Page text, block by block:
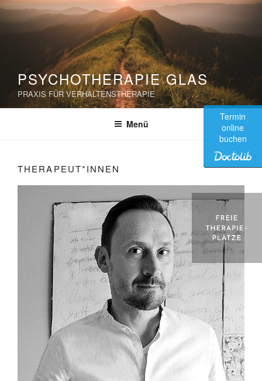
Zum
Inhalt
springen
PSYCHOTHERAPIE GLAS
PRAXIS FÜR VERHALTENSTHERAPIE
Menü
THERAPEUT*INNEN
Termin
online
buchen